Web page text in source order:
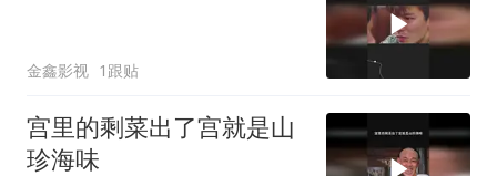
金鑫影视 1跟贴
宫里的剩菜出了宫就是山
珍海味